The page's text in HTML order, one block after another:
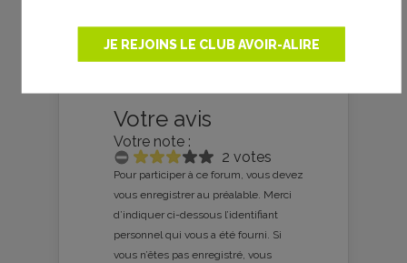
JE REJOINS LE CLUB AVOIR-ALIRE
Votre avis
Votre note :
2 votes
Pour participer à ce forum, vous devez
vous enregistrer au préalable. Merci
d’indiquer ci-dessous l’identifiant
personnel qui vous a été fourni. Si
vous n’êtes pas enregistré, vous